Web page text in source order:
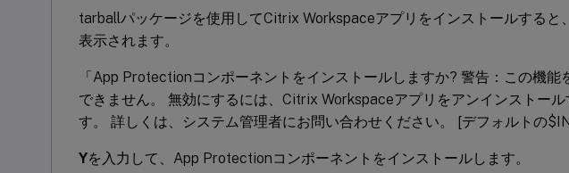
tarballパッケージを使用してCitrix Workspaceアプリをインストールすると
表示されます。
「App Protectionコンポーネントをインストールしますか? 警告：この機能
できません。 無効にするには、Citrix Workspaceアプリをアンインストール
す。 詳しくは、システム管理者にお問い合わせください。 [デフォルトの
Yを入力して、App Protectionコンポーネントをインストールします。